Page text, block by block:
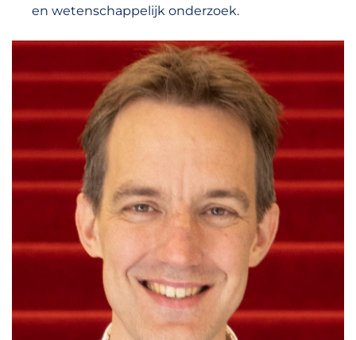
en wetenschappelijk onderzoek.